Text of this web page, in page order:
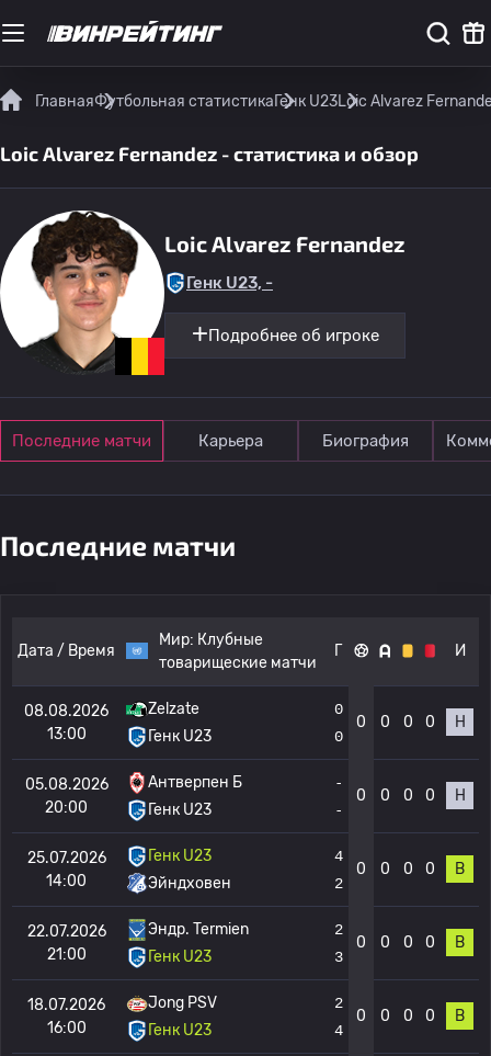
ГлавнаяФутбольная статистикаГенк U23Loic Alvarez
Loic Alvarez Fernandez - статистика и обзор
Loic Alvarez Fernandez
Генк U23, -
Подробнее об игроке
Последние матчи Карьера Биография
Последние матчи
Дата / Время
Мир: Клубные
товарищеские матчи
Г И
08.08.2026
13:00
Zelzate
Генк U23
0
0
0 0 0 0 Н
05.08.2026
20:00
Антверпен Б
Генк U23
-
-
0 0 0 0 Н
25.07.2026
14:00
Генк U23
Эйндховен
4
2
0 0 0 0 В
22.07.2026
21:00
Эндр. Termien
Генк U23
2
3
0 0 0 0 В
18.07.2026
16:00
Jong PSV
Генк U23
2
4
0 0 0 0 В